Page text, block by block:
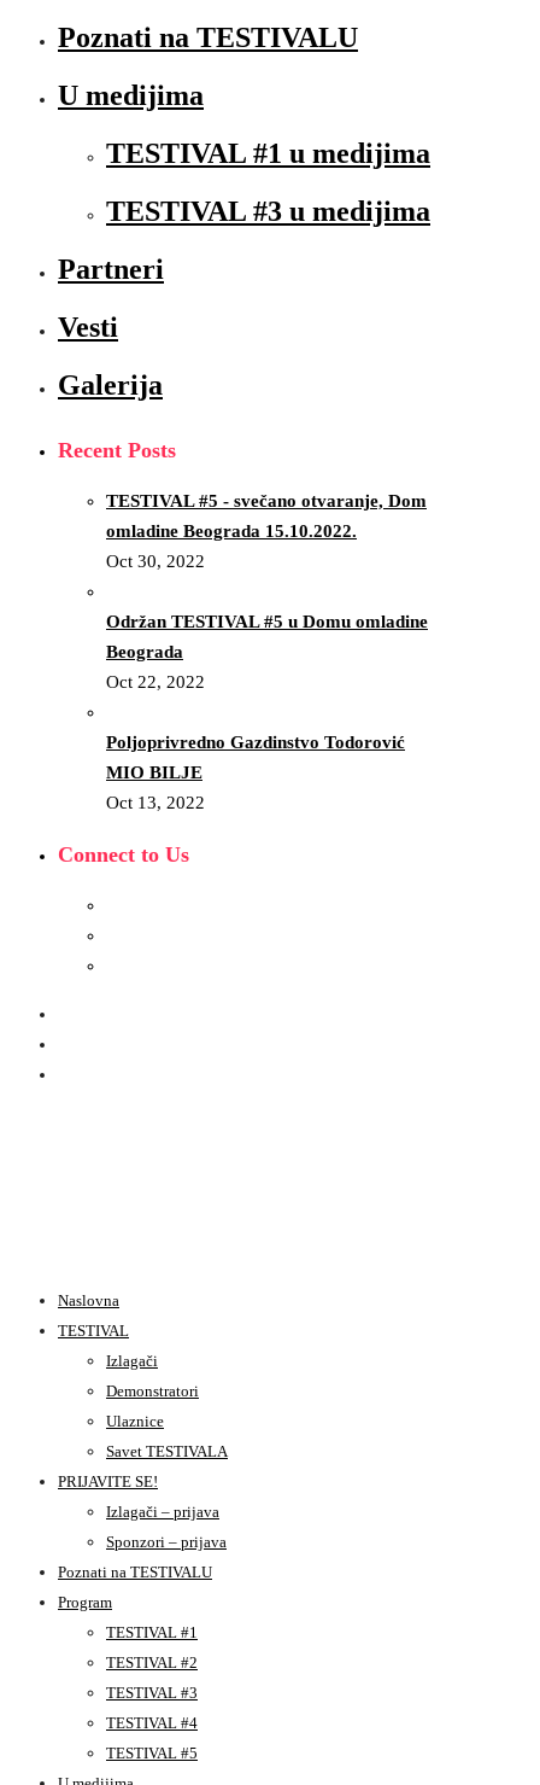
Poznati na TESTIVALU
U medijima
TESTIVAL #1 u medijima
TESTIVAL #3 u medijima
Partneri
Vesti
Galerija
Recent Posts
TESTIVAL #5 - svečano otvaranje, Dom
omladine Beograda 15.10.2022.
Oct 30, 2022
Održan TESTIVAL #5 u Domu omladine
Beograda
Oct 22, 2022
Poljoprivredno Gazdinstvo Todorović
MIO BILJE
Oct 13, 2022
Connect to Us
Naslovna
TESTIVAL
Izlagači
Demonstratori
Ulaznice
Savet TESTIVALA
PRIJAVITE SE!
Izlagači – prijava
Sponzori – prijava
Poznati na TESTIVALU
Program
TESTIVAL #1
TESTIVAL #2
TESTIVAL #3
TESTIVAL #4
TESTIVAL #5